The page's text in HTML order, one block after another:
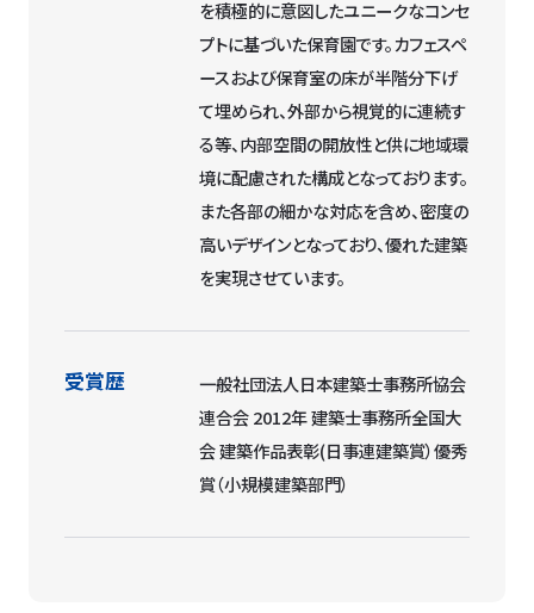
を積極的に意図したユニークなコンセ
プトに基づいた保育園です。カフェスペ
ースおよび保育室の床が半階分下げ
て埋められ、外部から視覚的に連続す
る等、内部空間の開放性と供に地域環
境に配慮された構成となっております。
また各部の細かな対応を含め、密度の
高いデザインとなっており、優れた建築
を実現させています。
受賞歴
一般社団法人日本建築士事務所協会
連合会 2012年 建築士事務所全国大
会 建築作品表彰(日事連建築賞）優秀
賞（小規模建築部門）